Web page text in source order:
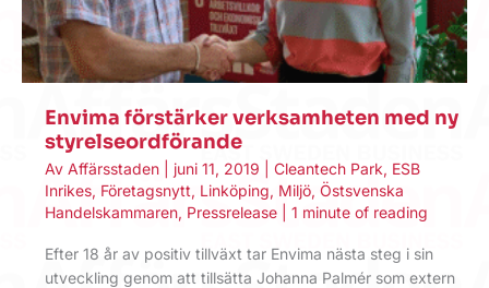
Envima förstärker verksamheten med ny
styrelseordförande
Av Affärsstaden juni 11, 2019 Cleantech Park, ESB
Inrikes, Företagsnytt, Linköping, Miljö, Östsvenska
Handelskammaren, Pressrelease 1 minute of reading
Efter 18 år av positiv tillväxt tar Envima nästa steg i sin
utveckling genom att tillsätta Johanna Palmér som extern